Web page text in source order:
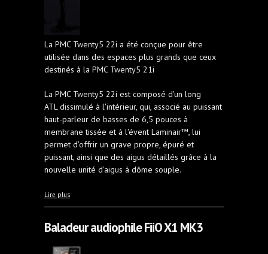
La PMC Twenty5 22i a été conçue pour être
utilisée dans des espaces plus grands que ceux
destinés à la PMC Twenty5 21i
La PMC Twenty5 22i est composé d'un long
ATL dissimulé à l'intérieur, qui, associé au puissant
haut-parleur de basses de 6,5 pouces à
membrane tissée et à l'évent Laminair™, lui
permet d'offrir un grave propre, épuré et
puissant, ainsi que des aigus détaillés grâce à la
nouvelle unité d'aigus à dôme souple.
Lire plus
Baladeur audiophile FiiO X1 MK3